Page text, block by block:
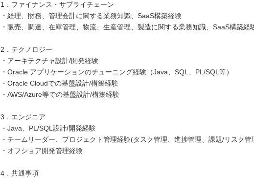
1．ファイナンス・サプライチェーン
・経理、財務、管理会計に関する業務知識、SaaS構築経験
・販売、調達、在庫管理、物流、生産管理、製造に関する業務知識、SaaS構築経
2．テクノロジー
・アーキテクチャ設計/開発経験
・Oracle アプリケーションのチューニング経験（Java、SQL、PL/SQL等）
・Oracle Cloudでの基盤設計/構築経験
・AWS/Azure等での基盤設計/構築経験
3．エンジニア
・Java、PL/SQL設計/開発経験
・チームリーダー、プロジェクト管理経験(タスク管理、進捗管理、課題/リスク管
・オフショア開発管理経験
4．共通事項